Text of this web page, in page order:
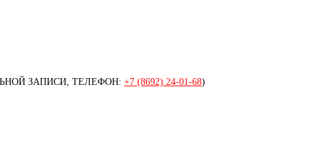
ЗАПИСИ, ТЕЛЕФОН: +7 (8692) 24-01-68)